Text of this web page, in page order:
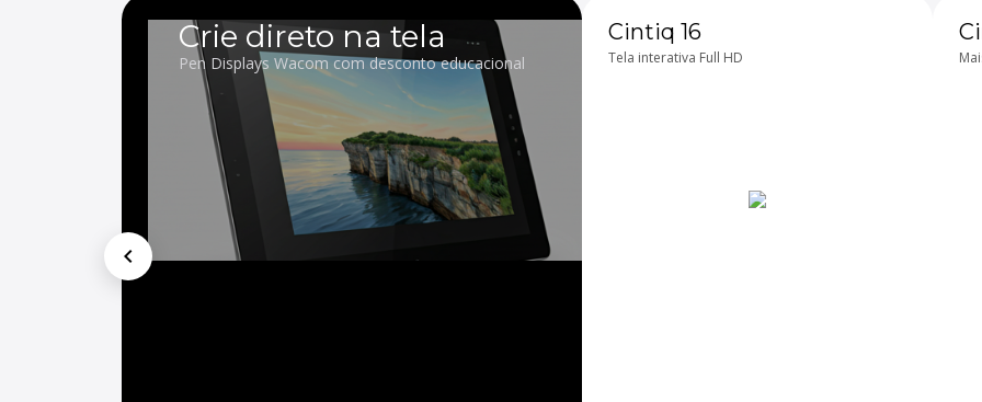
chevron_left
Crie direto na tela
Pen Displays Wacom com desconto educacional
Cintiq 16
Tela interativa Full HD